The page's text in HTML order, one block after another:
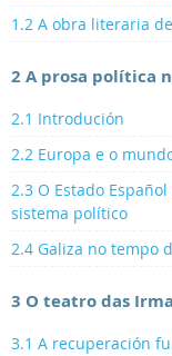
1.2 A obra literaria
2 A prosa política
2.1 Introdución
2.2 Europa e o
2.3 O Estado
sistema político
2.4 Galiza no tempo
3 O teatro das
3.1 A recuperación